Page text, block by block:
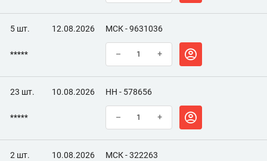
5 шт. 12.08.2026 МСК - 9631036
***** – +
23 шт. 10.08.2026 НН - 578656
***** – +
2 шт. 10.08.2026 МСК - 322263